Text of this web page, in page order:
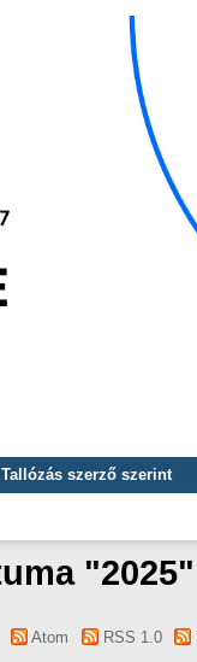
Tallózás szerző szerint
"2025"
Atom RSS 1.0